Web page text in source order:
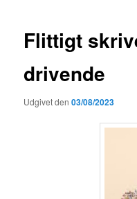
Flittigt
drivende
Udgivet den03/08/2023